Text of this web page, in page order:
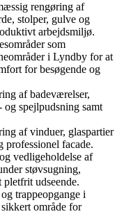
rengøring af
stolper, gulve og
arbejdsmiljø.
som
i Lyndby for at
for besøgende og
af badeværelser,
spejlpudsning samt
af vinduer, glaspartier
professionel facade.
vedligeholdelse af
støvsugning,
udseende.
trappeopgange i
område for